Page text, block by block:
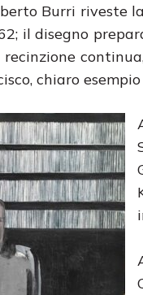
Burri riveste
il disegno
recinzione
chiaro